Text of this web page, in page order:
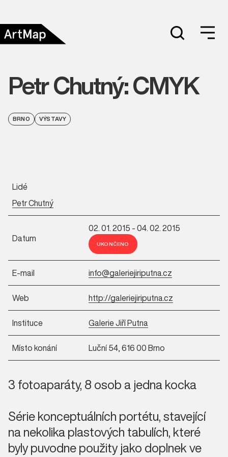
Petr Chutný: CMYK
BRNO VÝSTAVY
Lidé
Petr Chutný
Datum
02. 01. 2015 - 04. 02. 2015
UKONČENO
E-mail info@galeriejiriputna.cz
Web http://galeriejiriputna.cz
Instituce Galerie Jiří Putna
Místo konání Luční 54, 616 00 Brno
3 fotoaparáty, 8 osob a jedna kocka
Série konceptuálních portétu, stavející
na nekolika plastových tabulích, které
byly puvodne použity jako doplnek ve